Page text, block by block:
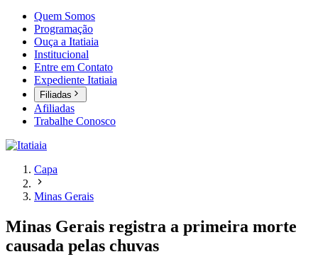
Quem Somos
Programação
Ouça a Itatiaia
Institucional
Entre em Contato
Expediente Itatiaia
Filiadas
Afiliadas
Trabalhe Conosco
Capa
Minas Gerais
Minas Gerais registra a primeira morte
causada pelas chuvas